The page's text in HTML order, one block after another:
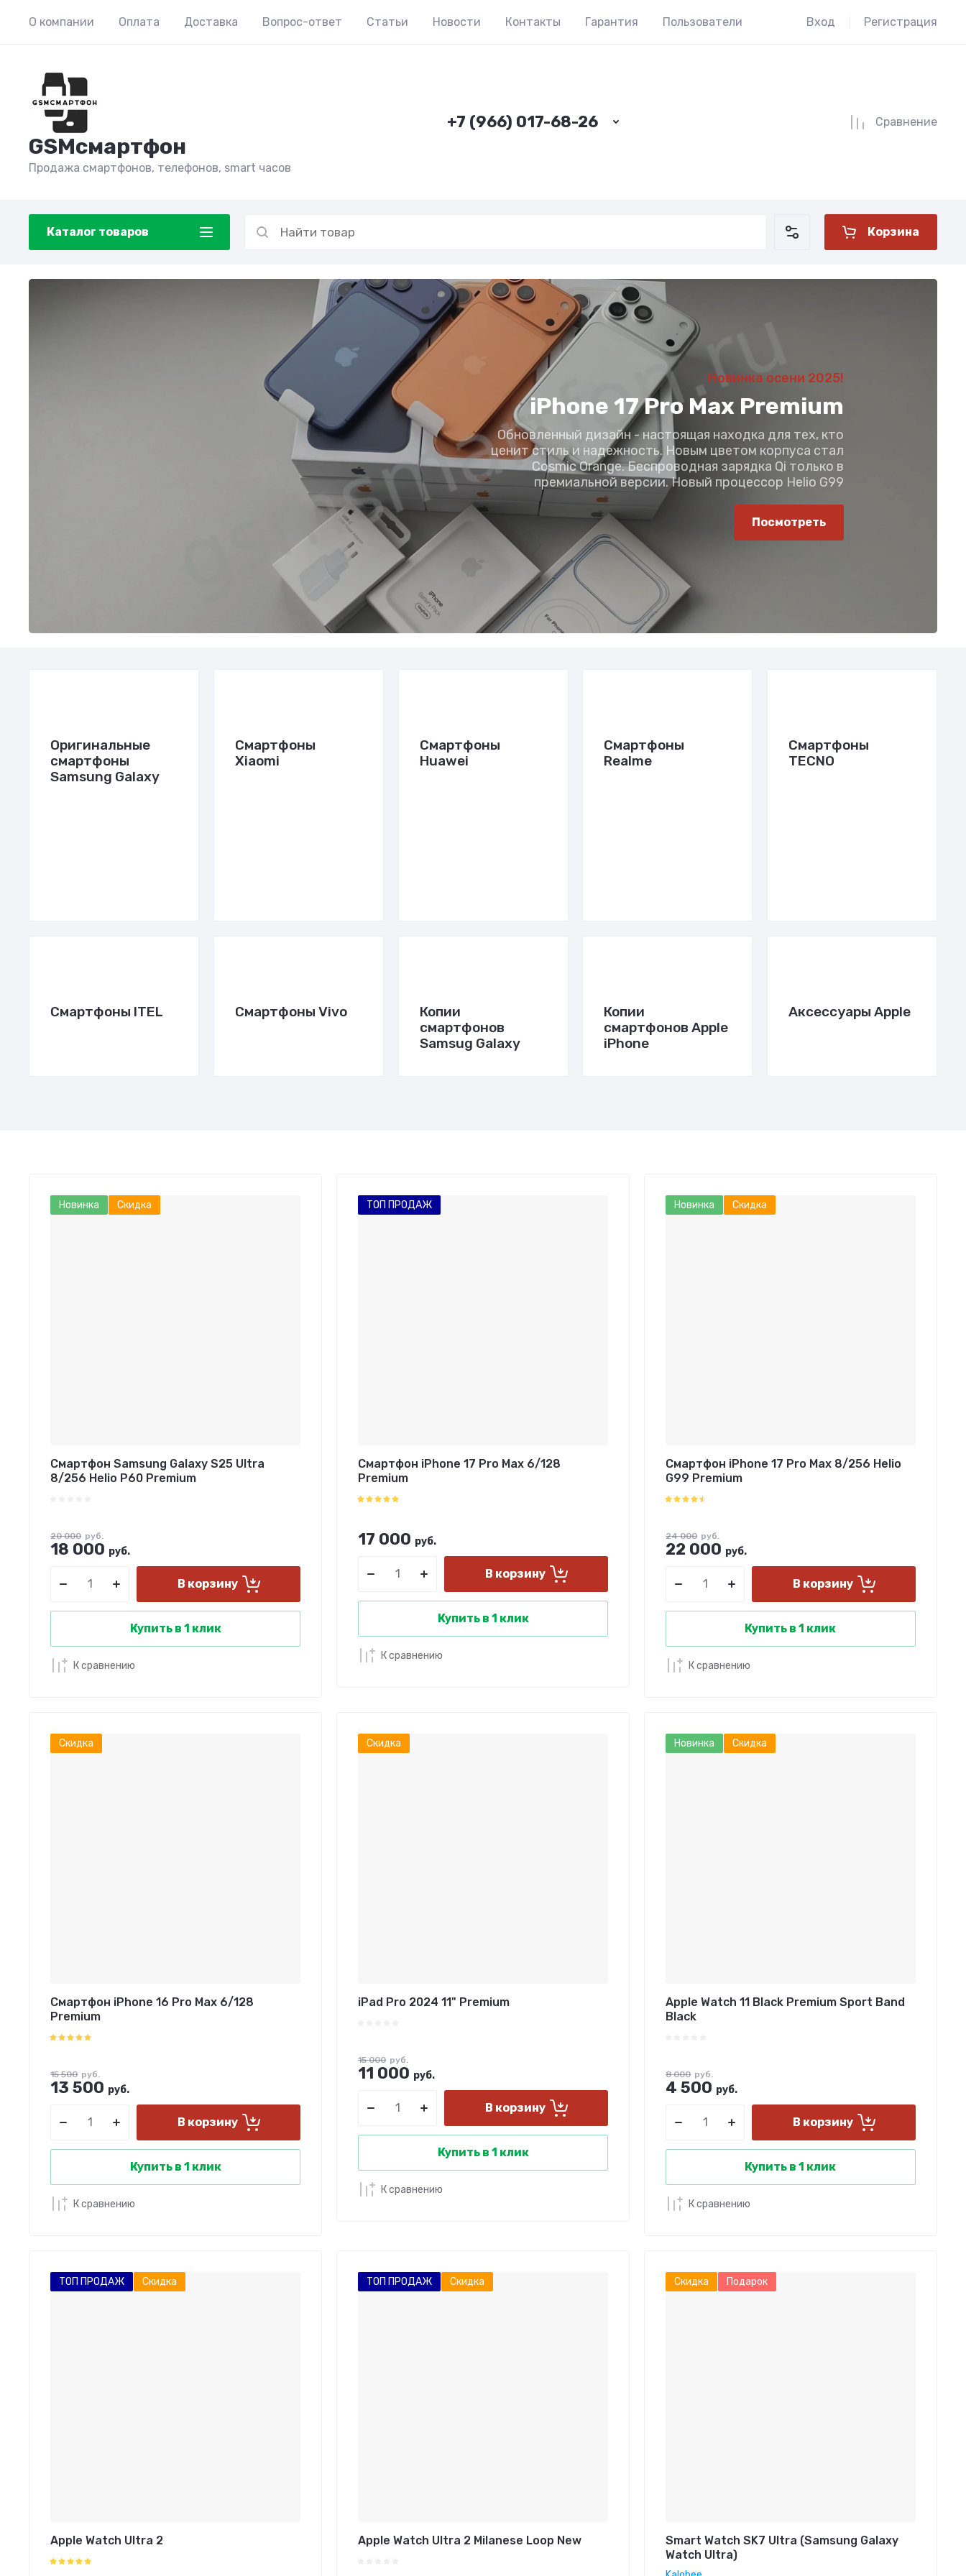
О компании Оплата Доставка Вопрос-ответ Статьи Новости Контакты Гарантия Пользователи Вход Регистрация
GSMсмартфон
Продажа смартфонов, телефонов, smart часов
+7 (966) 017-68-26 Сравнение
Каталог товаров Корзина
Новинка осени 2025!
iPhone 17 Pro Max Premium
Обновленный дизайн - настоящая находка для тех, кто
ценит стиль и надежность. Новым цветом корпуса стал
Cosmic Orange. Беспроводная зарядка Qi только в
премиальной версии. Новый процессор Helio G99
Посмотреть
Оригинальные
смартфоны
Samsung Galaxy
Смартфоны
Xiaomi
Смартфоны
Huawei
Смартфоны
Realme
Смартфоны
TECNO
Смартфоны ITEL Смартфоны Vivo Копии
смартфонов
Samsug Galaxy
Копии
смартфонов Apple
iPhone
Аксессуары Apple
Новинка Скидка
Смартфон Samsung Galaxy S25 Ultra
8/256 Helio P60 Premium
20 000 руб.
18 000 руб.
В корзину
Купить в 1 клик
К сравнению
ТОП ПРОДАЖ
Смартфон iPhone 17 Pro Max 6/128
Premium
17 000 руб.
В корзину
Купить в 1 клик
К сравнению
Новинка Скидка
Смартфон iPhone 17 Pro Max 8/256 Helio
G99 Premium
24 000 руб.
22 000 руб.
В корзину
Купить в 1 клик
К сравнению
Скидка
Смартфон iPhone 16 Pro Max 6/128
Premium
15 500 руб.
13 500 руб.
В корзину
Купить в 1 клик
К сравнению
Скидка
iPad Pro 2024 11" Premium
15 000 руб.
11 000 руб.
В корзину
Купить в 1 клик
К сравнению
Новинка Скидка
Apple Watch 11 Black Premium Sport Band
Black
8 000 руб.
4 500 руб.
В корзину
Купить в 1 клик
К сравнению
ТОП ПРОДАЖ Скидка
Apple Watch Ultra 2
ТОП ПРОДАЖ Скидка
Apple Watch Ultra 2 Milanese Loop New
Скидка Подарок
Smart Watch SK7 Ultra (Samsung Galaxy
Watch Ultra)